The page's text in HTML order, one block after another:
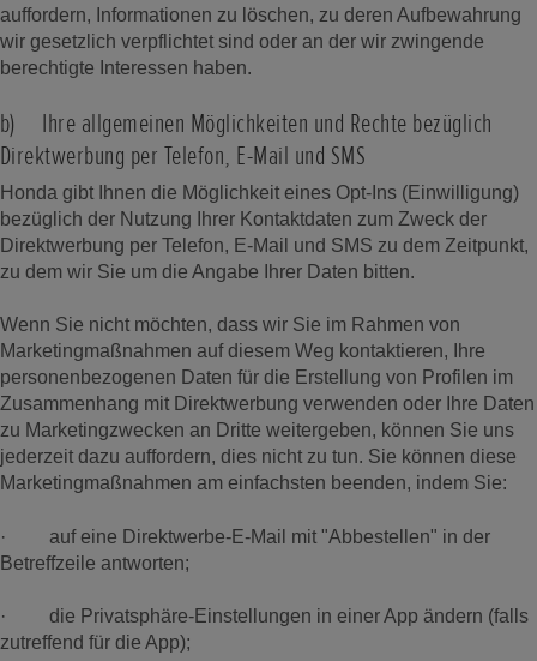
auffordern, Informationen zu löschen, zu deren Aufbewahrung
wir gesetzlich verpflichtet sind oder an der wir zwingende
berechtigte Interessen haben.
b) Ihre allgemeinen Möglichkeiten und Rechte bezüglich
Direktwerbung per Telefon, E-Mail und SMS
Honda gibt Ihnen die Möglichkeit eines Opt-Ins (Einwilligung)
bezüglich der Nutzung Ihrer Kontaktdaten zum Zweck der
Direktwerbung per Telefon, E-Mail und SMS zu dem Zeitpunkt,
zu dem wir Sie um die Angabe Ihrer Daten bitten.
Wenn Sie nicht möchten, dass wir Sie im Rahmen von
Marketingmaßnahmen auf diesem Weg kontaktieren, Ihre
personenbezogenen Daten für die Erstellung von Profilen im
Zusammenhang mit Direktwerbung verwenden oder Ihre Daten
zu Marketingzwecken an Dritte weitergeben, können Sie uns
jederzeit dazu auffordern, dies nicht zu tun. Sie können diese
Marketingmaßnahmen am einfachsten beenden, indem Sie:
· auf eine Direktwerbe-E-Mail mit "Abbestellen" in der
Betreffzeile antworten;
· die Privatsphäre-Einstellungen in einer App ändern (falls
zutreffend für die App);